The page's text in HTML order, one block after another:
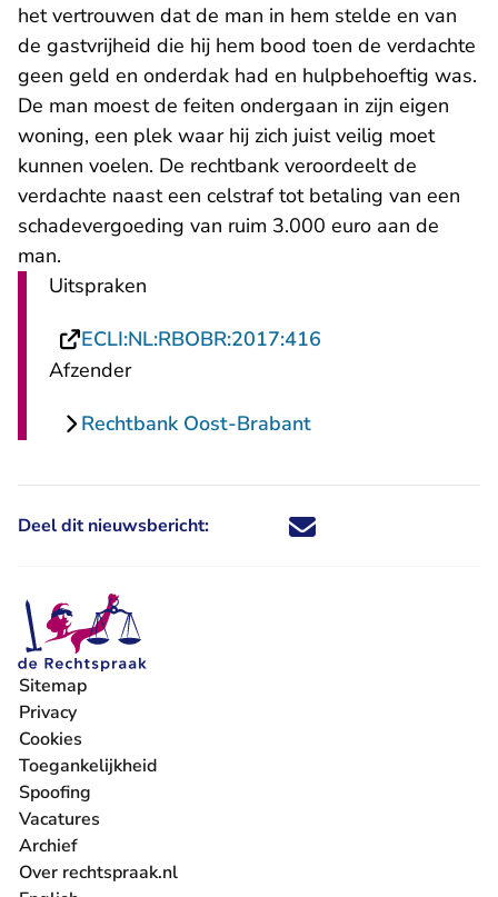
het vertrouwen dat de man in hem stelde en van
de gastvrijheid die hij hem bood toen de verdachte
geen geld en onderdak had en hulpbehoeftig was.
De man moest de feiten ondergaan in zijn eigen
woning, een plek waar hij zich juist veilig moet
kunnen voelen. De rechtbank veroordeelt de
verdachte naast een celstraf tot betaling van een
schadevergoeding van ruim 3.000 euro aan de
man.
Uitspraken
ECLI:NL:RBOBR:2017:416
Afzender
Rechtbank Oost-Brabant
Deel dit nieuwsbericht: Deel dit nieuwsbericht via X -
Deel dit nieuwsbericht via
Deel dit nieuwsbericht
Deel dit
Sitemap
Privacy
Cookies
Toegankelijkheid
Spoofing
Vacatures
- U verlaat Rechtspraak.nl
Archief
Over rechtspraak.nl